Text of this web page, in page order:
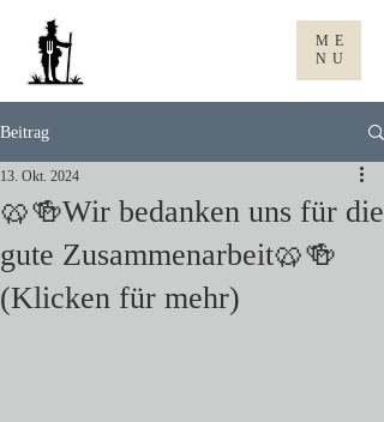
ME
NU
Beitrag
🥨🍻Wir bedanken uns für die
gute Zusammenarbeit🥨🍻
(Klicken für mehr)
13. Okt. 2024